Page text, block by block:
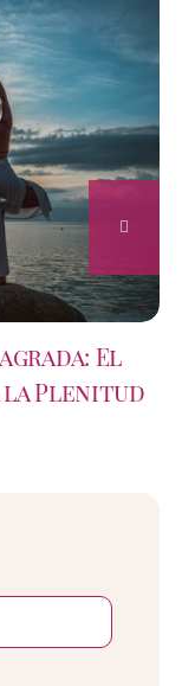
El
la Plenitud